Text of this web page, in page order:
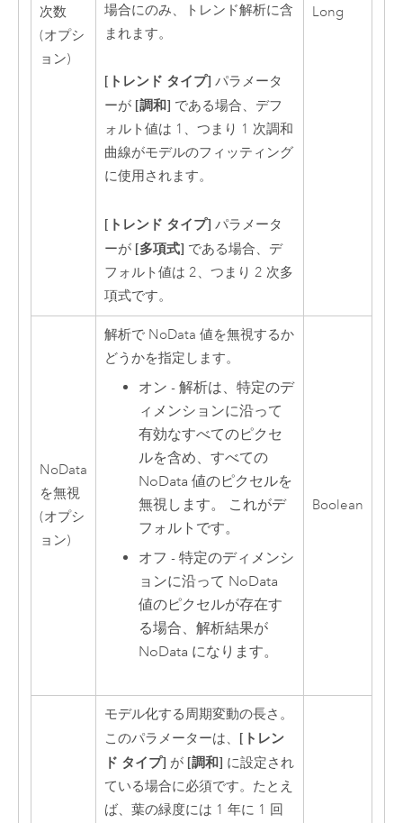
次数
(オプシ
ョン)
場合にのみ、トレンド解析に含
まれます。
[トレンド タイプ] パラメータ
ーが [調和] である場合、デフ
ォルト値は 1、つまり 1 次調和
曲線がモデルのフィッティング
に使用されます。
[トレンド タイプ] パラメータ
ーが [多項式] である場合、デ
フォルト値は 2、つまり 2 次多
項式です。
Long
NoData
を無視
(オプシ
ョン)
解析で NoData 値を無視するか
どうかを指定します。
オン - 解析は、特定のデ
ィメンションに沿って
有効なすべてのピクセ
ルを含め、すべての
NoData 値のピクセルを
無視します。 これがデ
フォルトです。
オフ - 特定のディメンシ
ョンに沿って NoData
値のピクセルが存在す
る場合、解析結果が
NoData になります。
Boolean
モデル化する周期変動の長さ。
このパラメーターは、 [トレン
ド タイプ] が [調和] に設定され
ている場合に必須です。たとえ
ば、葉の緑度には 1 年に 1 回